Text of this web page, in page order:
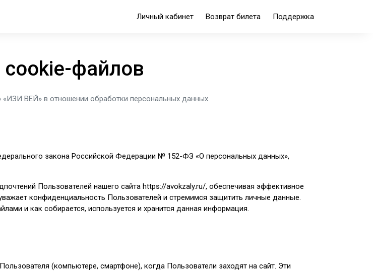
Личный кабинет Возврат билета Поддержка
cookie-файлов
ВЕЙ» в отношении обработки персональных данных
закона Российской Федерации № 152-ФЗ «О персональных данных»,
Пользователей нашего сайта https://avokzaly.ru/, обеспечивая эффективное
конфиденциальность Пользователей и стремимся защитить личные данные.
и как собирается, используется и хранится данная информация.
(компьютере, смартфоне), когда Пользователи заходят на сайт. Эти